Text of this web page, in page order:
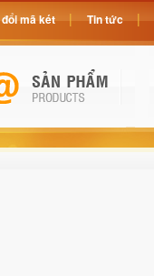
mã két Tin tức